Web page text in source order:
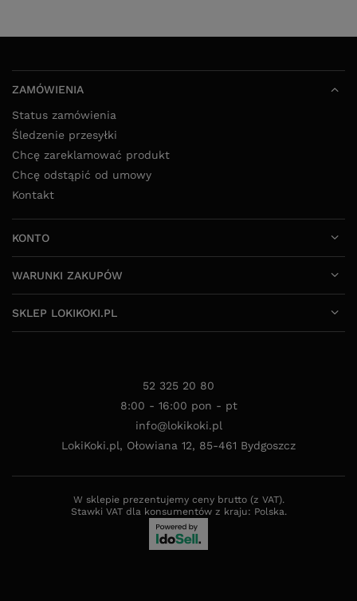
ZAMÓWIENIA
Status zamówienia
Śledzenie przesyłki
Chcę zareklamować produkt
Chcę odstąpić od umowy
Kontakt
KONTO
WARUNKI ZAKUPÓW
SKLEP LOKIKOKI.PL
52 325 20 80
8:00 - 16:00 pon - pt
info@lokikoki.pl
LokiKoki.pl, Ołowiana 12, 85-461 Bydgoszcz
W sklepie prezentujemy ceny brutto (z VAT).
Stawki VAT dla konsumentów z kraju: Polska.